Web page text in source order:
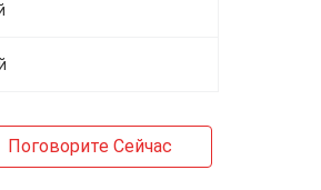
Поговорите Сейчас